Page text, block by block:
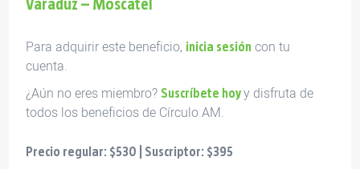
Varaduz – Moscatel
Para adquirir este beneficio, inicia sesión con tu
cuenta.
¿Aún no eres miembro? Suscríbete hoyy disfruta de
todos los beneficios de Círculo AM.
Precio regular: $530 | Suscriptor: $395